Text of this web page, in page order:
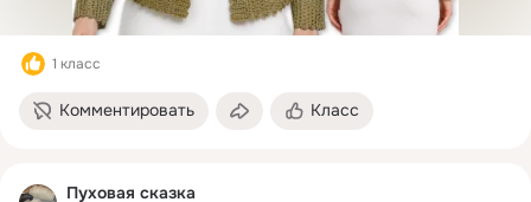
1 класс
Комментировать Класс
Пуховая сказка